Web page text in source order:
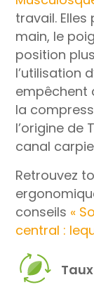
travail.
main, le
position
l’utilisation
empêchent
la
l’origine de
canal
Retrouvez
conseils «
central :